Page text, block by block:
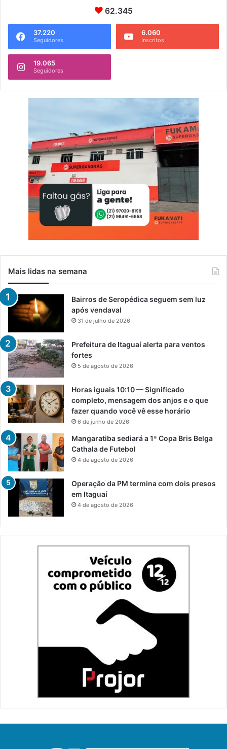
62.345
37.220
Seguidores
6.060
Inscritos
19.065
Seguidores
Mais lidas na semana
Bairros de Seropédica seguem sem luz
após vendaval
31 de julho de 2026
Prefeitura de Itaguaí alerta para ventos
fortes
5 de agosto de 2026
Horas iguais 10:10 — Significado
completo, mensagem dos anjos e o que
fazer quando você vê esse horário
6 de junho de 2026
Mangaratiba sediará a 1ª Copa Bris Belga
Cathala de Futebol
4 de agosto de 2026
Operação da PM termina com dois presos
em Itaguaí
4 de agosto de 2026